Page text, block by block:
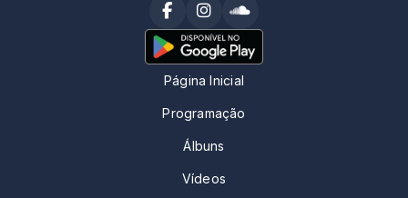
Página Inicial
Programação
Álbuns
Vídeos